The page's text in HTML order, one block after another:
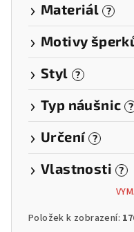
Materiál ?
Motivy
Styl ?
Typ náušnic ?
Určení ?
Vlastnosti ?
Položek k zobrazení: